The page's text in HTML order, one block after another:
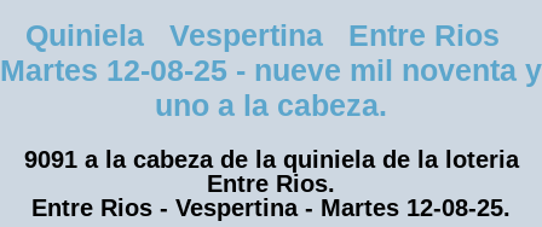
Quiniela Vespertina Entre Rios
Martes 12-08-25 - nueve mil noventa y
uno a la cabeza.
9091 a la cabeza de la quiniela de la loteria
Entre Rios.
Entre Rios - Vespertina - Martes 12-08-25.